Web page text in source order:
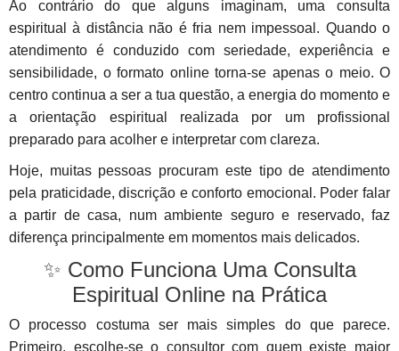
Ao contrário do que alguns imaginam, uma consulta
espiritual à distância não é fria nem impessoal. Quando o
atendimento é conduzido com seriedade, experiência e
sensibilidade, o formato online torna-se apenas o meio. O
centro continua a ser a tua questão, a energia do momento e
a orientação espiritual realizada por um profissional
preparado para acolher e interpretar com clareza.
Hoje, muitas pessoas procuram este tipo de atendimento
pela praticidade, discrição e conforto emocional. Poder falar
a partir de casa, num ambiente seguro e reservado, faz
diferença principalmente em momentos mais delicados.
✨ Como Funciona Uma Consulta
Espiritual Online na Prática
O processo costuma ser mais simples do que parece.
Primeiro, escolhe-se o consultor com quem existe maior